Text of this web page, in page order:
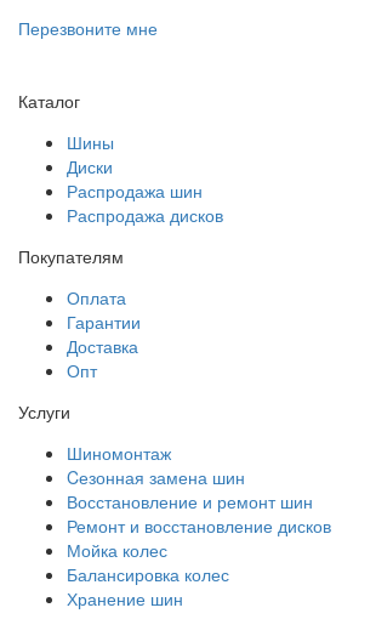
Перезвоните мне
Каталог
Шины
Диски
Распродажа шин
Распродажа дисков
Покупателям
Оплата
Гарантии
Доставка
Опт
Услуги
Шиномонтаж
Cезонная замена шин
Восстановление и ремонт шин
Ремонт и восстановление дисков
Мойка колес
Балансировка колес
Хранение шин